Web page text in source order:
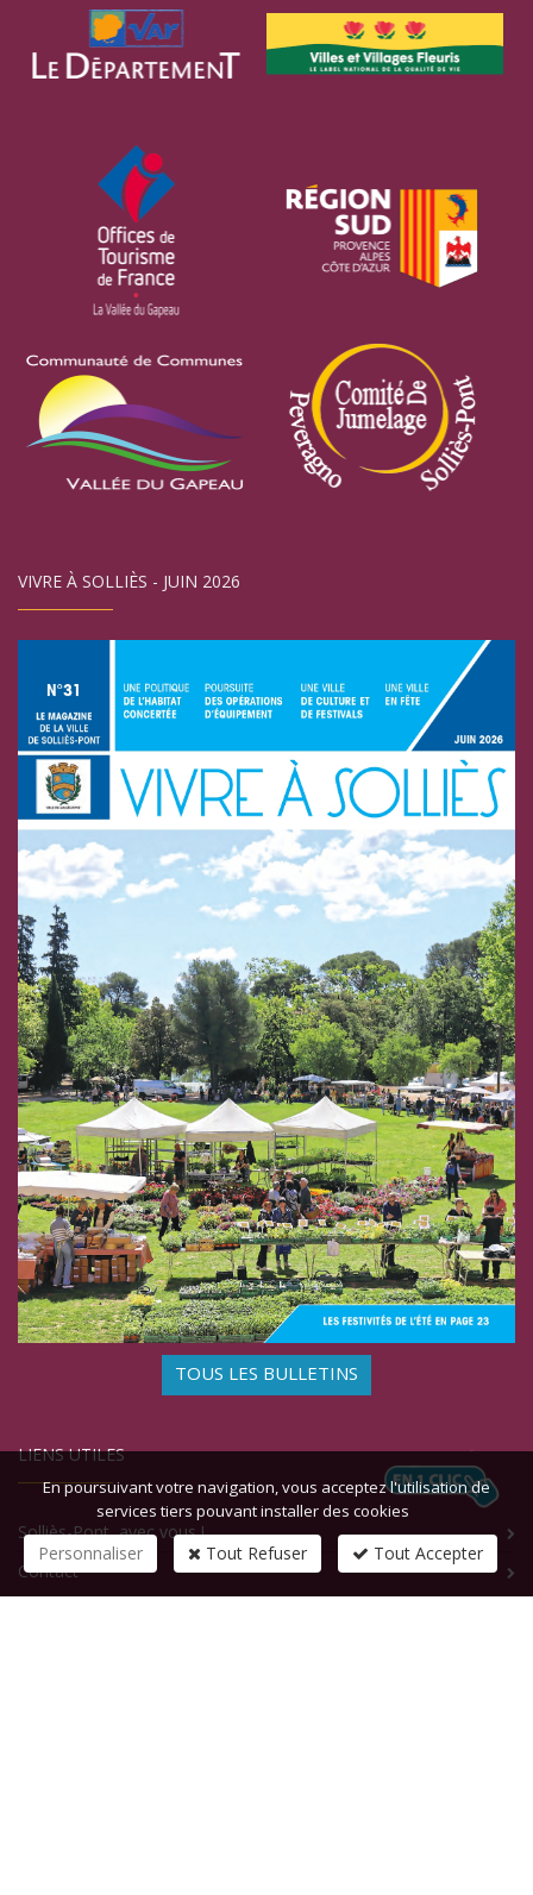
VIVRE À SOLLIÈS - JUIN 2026
TOUS LES BULLETINS
LIENS UTILES
Solliès-Pont, avec vous !
Contact
En poursuivant votre navigation, vous acceptez l'utilisation de
services tiers pouvant installer des cookies
Personnaliser Tout Refuser Tout Accepter